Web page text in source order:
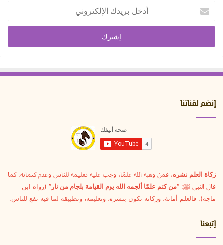
بريدك
الإلكتروني
إنضم لقناتنا
زكاة العلم نشره، فمن وهبه الله علمًا، وجب عليه تعليمه للناس وعدم كتمانه. كما
قال النبي ﷺ: “من كتم علمًا ألجمه الله يوم القيامة بلجام من نار” (رواه ابن
ماجه). فالعلم أمانة، وزكاته تكون بنشره، وتعليمه، وتطبيقه لما فيه نفع للناس.
إتبعنا